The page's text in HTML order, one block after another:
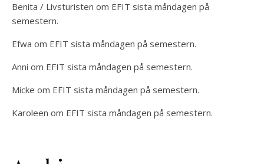
Benita / Livsturisten om EFIT sista måndagen på
semestern.
Efwa om EFIT sista måndagen på semestern.
Anni om EFIT sista måndagen på semestern.
Micke om EFIT sista måndagen på semestern.
Karoleen om EFIT sista måndagen på semestern.